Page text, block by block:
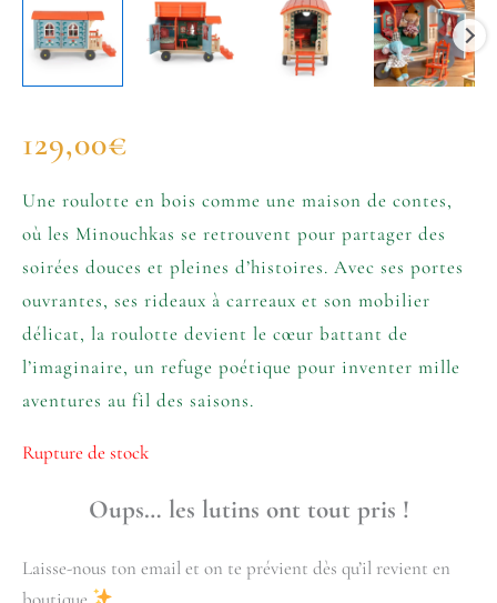
129,00€
Une roulotte en bois comme une maison de contes,
où les Minouchkas se retrouvent pour partager des
soirées douces et pleines d’histoires. Avec ses portes
ouvrantes, ses rideaux à carreaux et son mobilier
délicat, la roulotte devient le cœur battant de
l’imaginaire, un refuge poétique pour inventer mille
aventures au fil des saisons.
Rupture de stock
Oups… les lutins ont tout pris !
Laisse-nous ton email et on te prévient dès qu’il revient en